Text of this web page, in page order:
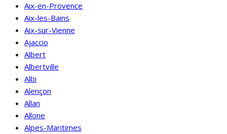
Aix-en-Provence
Aix-les-Bains
Aix-sur-Vienne
Ajaccio
Albert
Albertville
Albi
Alençon
Allan
Allone
Alpes-Maritimes